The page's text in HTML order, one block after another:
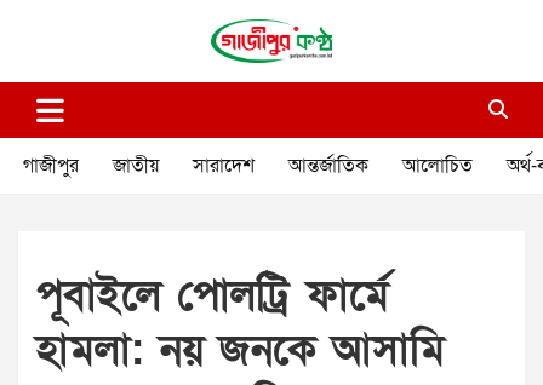
গাজীপুর কণ্ঠ
গাজীপুর জাতীয় সারাদেশ আন্তর্জাতিক আলোচিত অর্থ-
পূবাইলে পোলট্রি ফার্মে
হামলা: নয় জনকে আসামি